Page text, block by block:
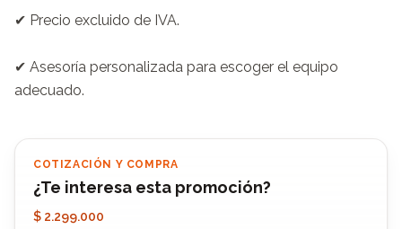
✔ Precio excluido de IVA.
✔ Asesoría personalizada para escoger el equipo
adecuado.
COTIZACIÓN Y COMPRA
¿Te interesa esta promoción?
$ 2.299.000